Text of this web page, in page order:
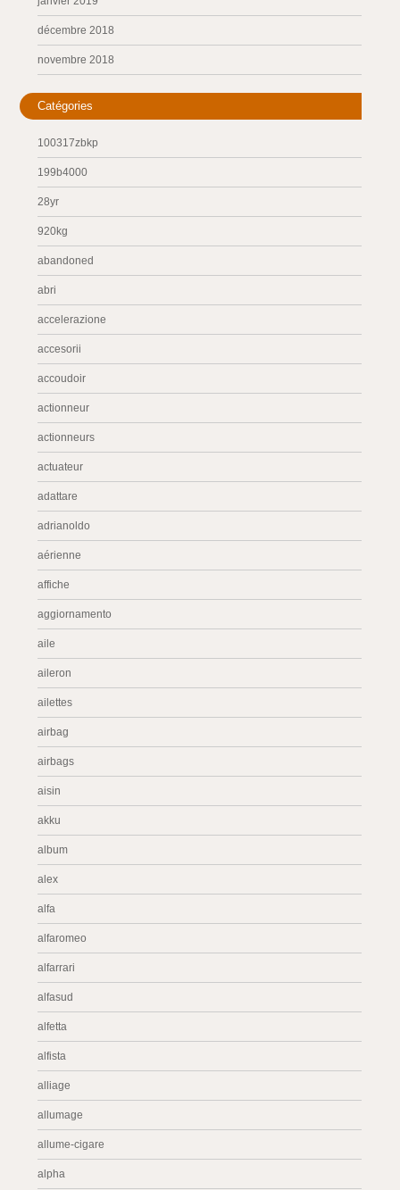
décembre 2018
novembre 2018
Catégories
100317zbkp
199b4000
28yr
920kg
abandoned
abri
accelerazione
accesorii
accoudoir
actionneur
actionneurs
actuateur
adattare
adrianoldo
aérienne
affiche
aggiornamento
aile
aileron
ailettes
airbag
airbags
aisin
akku
album
alex
alfa
alfaromeo
alfarrari
alfasud
alfetta
alfista
alliage
allumage
allume-cigare
alpha